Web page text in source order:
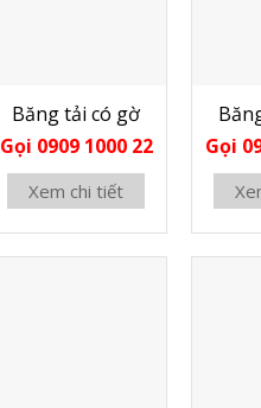
Băng tải có gờ
Gọi 0909 1000 22
Xem chi tiết
Gọi